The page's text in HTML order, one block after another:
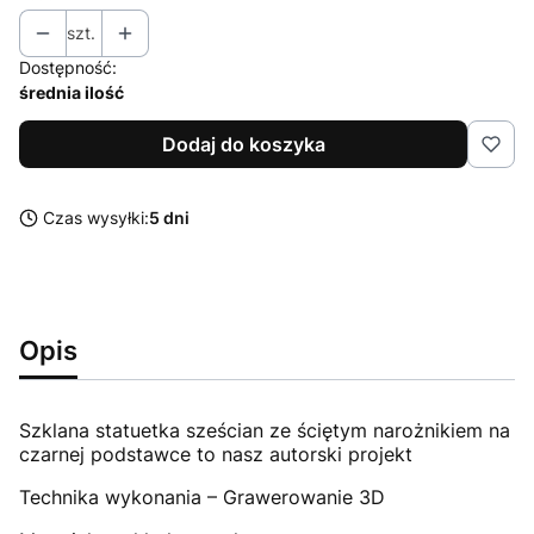
szt.
Dostępność:
średnia ilość
Dodaj do koszyka
Czas wysyłki:5 dni
Opis
Szklana statuetka sześcian ze ściętym narożnikiem na
czarnej podstawce to nasz autorski projekt
Technika wykonania – Grawerowanie 3D